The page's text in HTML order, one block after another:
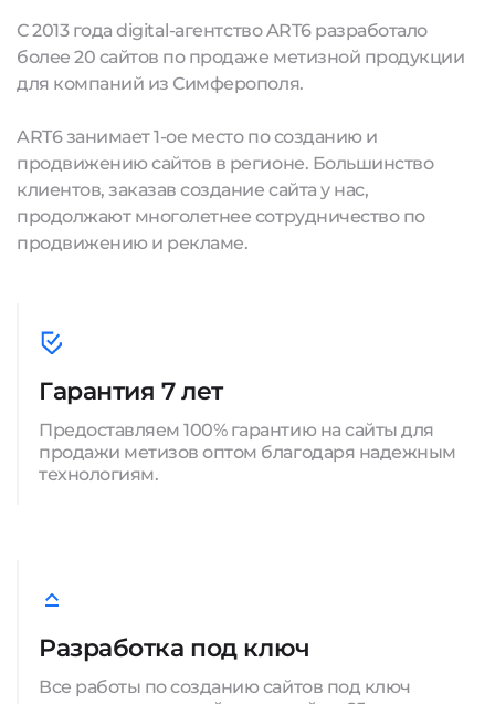
С 2013 года digital-агентство ART6 разработало
более 20 сайтов по продаже метизной продукции
для компаний из Симферополя.
ART6 занимает 1-ое место по созданию и
продвижению сайтов в регионе. Большинство
клиентов, заказав создание сайта у нас,
продолжают многолетнее сотрудничество по
продвижению и рекламе.
Гарантия 7 лет
Предоставляем 100% гарантию на сайты для
продажи метизов оптом благодаря надежным
технологиям.
Разработка под ключ
Все работы по созданию сайтов под ключ